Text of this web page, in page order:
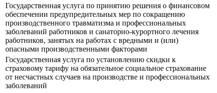
Государственная услуга по принятию решения о финансовом
обеспечении предупредительных мер по сокращению
производственного травматизма и профессиональных
заболеваний работников и санаторно-курортного лечения
работников, занятых на работах с вредными и (или)
опасными производственными факторами
Государственная услуга по установлению скидки к
страховому тарифу на обязательное социальное страхование
от несчастных случаев на производстве и профессиональных
заболеваний